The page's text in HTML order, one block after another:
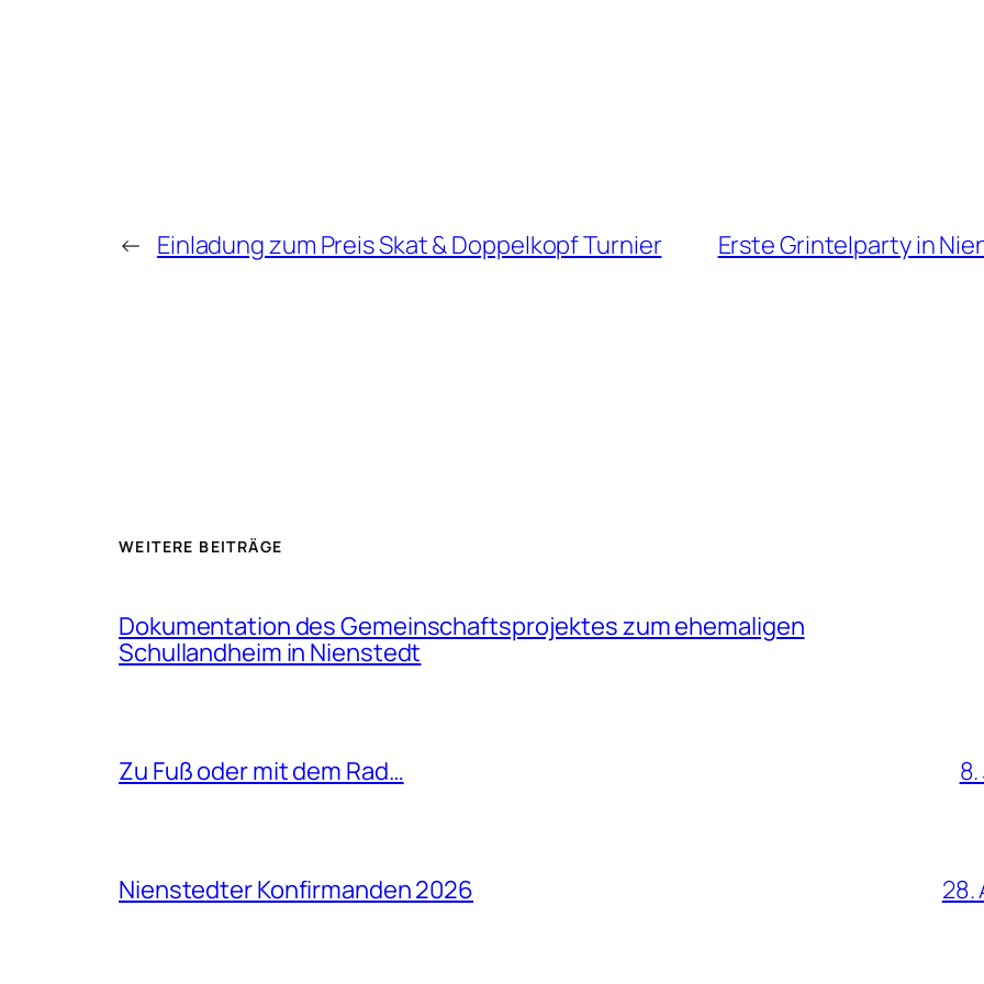
← Einladung zum Preis Skat & Doppelkopf Turnier Erste Grintelparty in
WEITERE BEITRÄGE
Dokumentation des Gemeinschaftsprojektes zum ehemaligen
Schullandheim in Nienstedt
Zu Fuß oder mit dem Rad…
Nienstedter Konfirmanden 2026 28.